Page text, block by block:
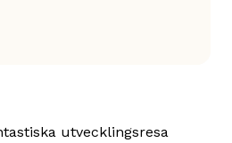
utvecklingsresa